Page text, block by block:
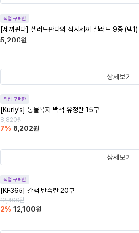
직접 구매한
[세끼판다] 샐러드판다의 삼시세끼 샐러드 9종 (택1)
5,200원
상세보기
직접 구매한
[Kurly's] 동물복지 백색 유정란 15구
8,820원
7% 8,202원
상세보기
직접 구매한
[KF365] 갈색 반숙란 20구
12,400원
2% 12,100원